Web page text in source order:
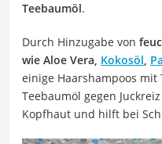
Teebaumöl.
Durch Hinzugabe von
wie Aloe Vera, Kokosöl,
einige Haarshampoos mit
Teebaumöl gegen
Kopfhaut und hilft bei